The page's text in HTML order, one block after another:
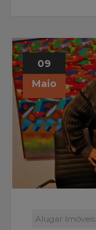
09
Maio
Alugar Imóveis